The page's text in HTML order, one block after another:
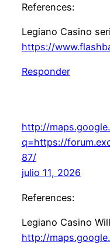
References:
Legiano Casino
https://
Responder
http://
q=https://
87/
julio 11, 2026
References:
Legiano Casino
http://